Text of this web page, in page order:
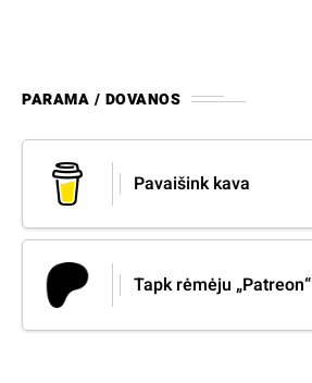
PARAMA / DOVANOS
Pavaišink kava
Tapk rėmėju „Patreon“